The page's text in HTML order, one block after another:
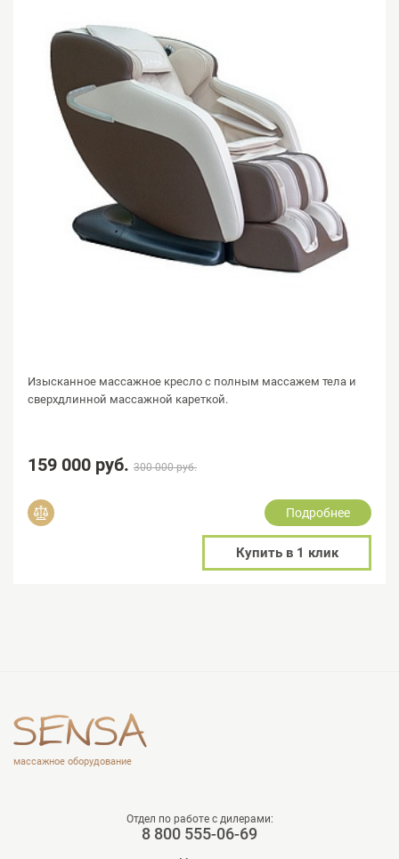
Изысканное массажное кресло с полным массажем тела и
сверхдлинной массажной кареткой.
159 000 руб. 300 000 руб.
Подробнее
Купить в 1 клик
массажное оборудование
Отдел по работе с дилерами:
8 800 555-06-69